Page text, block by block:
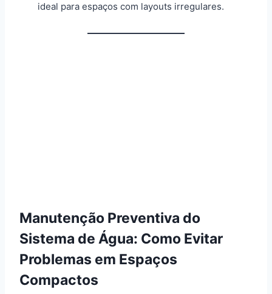
ideal para espaços com layouts irregulares.
Manutenção Preventiva do
Sistema de Água: Como Evitar
Problemas em Espaços
Compactos